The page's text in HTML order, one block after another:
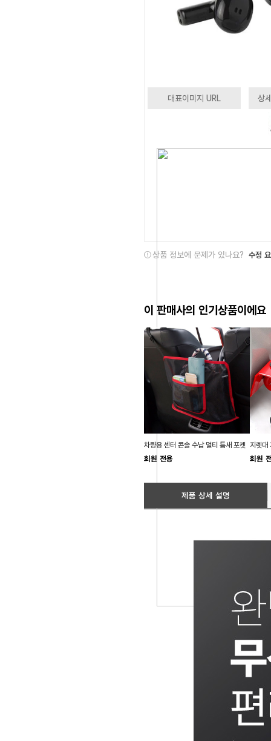
대표이미지 URL 상
상품 정보에 문제가 있나요? 수정
이 판매사의 인기상품이에요
차량용 센터 콘솔 수납 멀티 틈새 포켓
회원 전용 회원
제품 상세 설명